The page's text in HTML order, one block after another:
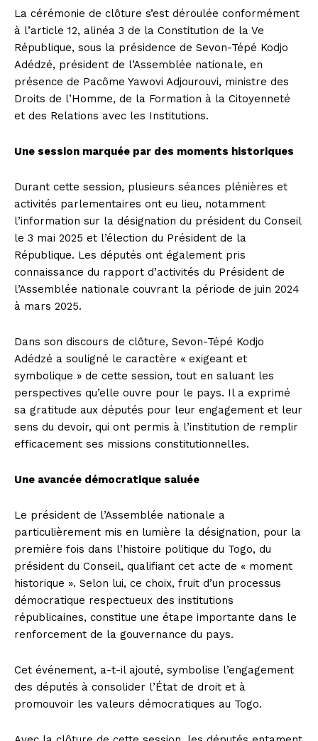
La cérémonie de clôture s’est déroulée conformément
à l’article 12, alinéa 3 de la Constitution de la Ve
République, sous la présidence de Sevon-Tépé Kodjo
Adédzé, président de l’Assemblée nationale, en
présence de Pacôme Yawovi Adjourouvi, ministre des
Droits de l’Homme, de la Formation à la Citoyenneté
et des Relations avec les Institutions.
Une session marquée par des moments historiques
Durant cette session, plusieurs séances plénières et
activités parlementaires ont eu lieu, notamment
l’information sur la désignation du président du Conseil
le 3 mai 2025 et l’élection du Président de la
République. Les députés ont également pris
connaissance du rapport d’activités du Président de
l’Assemblée nationale couvrant la période de juin 2024
à mars 2025.
Dans son discours de clôture, Sevon-Tépé Kodjo
Adédzé a souligné le caractère « exigeant et
symbolique » de cette session, tout en saluant les
perspectives qu’elle ouvre pour le pays. Il a exprimé
sa gratitude aux députés pour leur engagement et leur
sens du devoir, qui ont permis à l’institution de remplir
efficacement ses missions constitutionnelles.
Une avancée démocratique saluée
Le président de l’Assemblée nationale a
particulièrement mis en lumière la désignation, pour la
première fois dans l’histoire politique du Togo, du
président du Conseil, qualifiant cet acte de « moment
historique ». Selon lui, ce choix, fruit d’un processus
démocratique respectueux des institutions
républicaines, constitue une étape importante dans le
renforcement de la gouvernance du pays.
Cet événement, a-t-il ajouté, symbolise l’engagement
des députés à consolider l’État de droit et à
promouvoir les valeurs démocratiques au Togo.